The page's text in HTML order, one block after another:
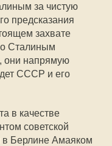
за чистую
предсказания
захвате
Сталиным
они напрямую
СССР и его
в качестве
советской
в Берлине Амаяком